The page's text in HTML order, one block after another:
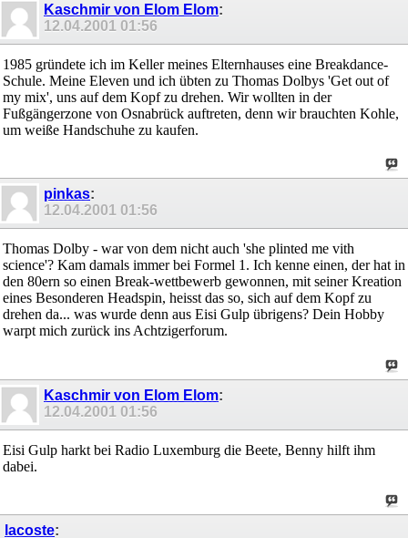
Kaschmir von Elom Elom:
12.04.2001 01:56
1985 gründete ich im Keller meines Elternhauses eine Breakdance-
Schule. Meine Eleven und ich übten zu Thomas Dolbys 'Get out of
my mix', uns auf dem Kopf zu drehen. Wir wollten in der
Fußgängerzone von Osnabrück auftreten, denn wir brauchten Kohle,
um weiße Handschuhe zu kaufen.
pinkas:
12.04.2001 01:56
Thomas Dolby - war von dem nicht auch 'she plinted me vith
science'? Kam damals immer bei Formel 1. Ich kenne einen, der hat in
den 80ern so einen Break-wettbewerb gewonnen, mit seiner Kreation
eines Besonderen Headspin, heisst das so, sich auf dem Kopf zu
drehen da... was wurde denn aus Eisi Gulp übrigens? Dein Hobby
warpt mich zurück ins Achtzigerforum.
Kaschmir von Elom Elom:
12.04.2001 01:56
Eisi Gulp harkt bei Radio Luxemburg die Beete, Benny hilft ihm
dabei.
lacoste: